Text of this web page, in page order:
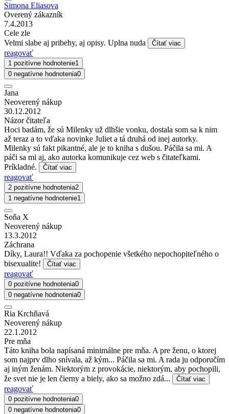
Simona Eliasova
Overený zákazník
7.4.2013
Cele zle
Velmi slabe aj pribehy, aj opisy. Uplna nuda
Čítať viac
reagovať
1 pozitívne hodnotenie1
0 negatívne hodnotenia0
Jana
Neoverený nákup
30.12.2012
Názor čitateľa
Hoci badám, že sú Milenky už dlhšie vonku, dostala som sa k nim
až teraz a to vďaka novinke Juliet a tá druhá od inej autorky.
Milenky sú fakt pikantné, ale je to kniha s dušou. Páčila sa mi. A
páči sa mi aj, ako autorka komunikuje cez web s čitateľkami.
Príkladné.
Čítať viac
reagovať
2 pozitívne hodnotenia2
1 negatívne hodnotenie1
Soňa X
Neoverený nákup
13.3.2012
Záchrana
Díky, Laura!! Vďaka za pochopenie všetkého nepochopiteľného o
bisexualite!
Čítať viac
reagovať
0 pozitívne hodnotenia0
0 negatívne hodnotenia0
Ria Krchňavá
Neoverený nákup
22.1.2012
Pre mňa
Táto kniha bola napísaná minimálne pre mňa. A pre ženu, o ktorej
som najprv dlho snívala, až kým... Páčila sa mi. A rada ju odporučím
aj iným ženám. Niektorým z provokácie, niektorým, aby pochopili,
že svet nie je len čierny a biely, ako sa možno zdá...
Čítať viac
reagovať
0 pozitívne hodnotenia0
0 negatívne hodnotenia0